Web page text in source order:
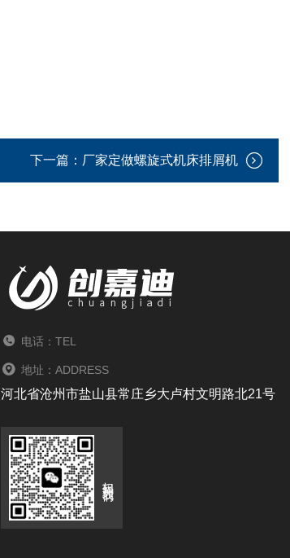
下一篇： 厂家定做螺旋式机床排屑机
电话：TEL
地址：ADDRESS
河北省沧州市盐山县常庄乡大卢村文明路北21号